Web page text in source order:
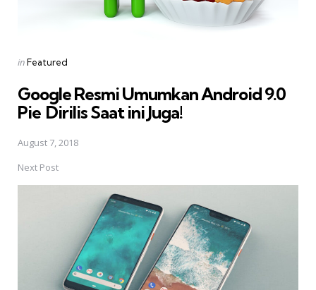
Posted
inFeatured
Google Resmi Umumkan Android 9.0
Pie  Dirilis Saat ini Juga!
August 7, 2018
Next Post